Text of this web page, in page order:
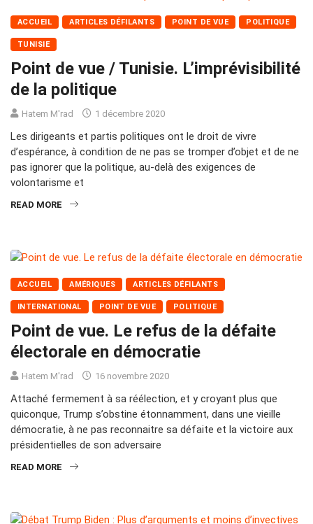
ACCUEIL ARTICLES DÉFILANTS POINT DE VUE POLITIQUE
TUNISIE
Point de vue / Tunisie. L’imprévisibilité
de la politique
Hatem M'rad 1 décembre 2020
Les dirigeants et partis politiques ont le droit de vivre
d’espérance, à condition de ne pas se tromper d’objet et de ne
pas ignorer que la politique, au-delà des exigences de
volontarisme et
READ MORE
ACCUEIL AMÉRIQUES ARTICLES DÉFILANTS
INTERNATIONAL POINT DE VUE POLITIQUE
Point de vue. Le refus de la défaite
électorale en démocratie
Hatem M'rad 16 novembre 2020
Attaché fermement à sa réélection, et y croyant plus que
quiconque, Trump s’obstine étonnamment, dans une vieille
démocratie, à ne pas reconnaitre sa défaite et la victoire aux
présidentielles de son adversaire
READ MORE